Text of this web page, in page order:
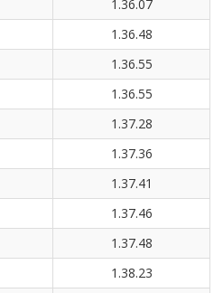
1.36.07
1.36.48
1.36.55
1.36.55
1.37.28
1.37.36
1.37.41
1.37.46
1.37.48
1.38.23